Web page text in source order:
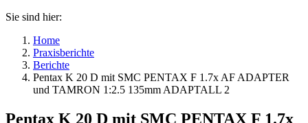
Sie sind hier:
Home
Praxisberichte
Berichte
Pentax K 20 D mit SMC PENTAX F 1.7x AF ADAPTER
und TAMRON 1:2.5 135mm ADAPTALL 2
Pentax K 20 D mit SMC PENTAX F 1.7x